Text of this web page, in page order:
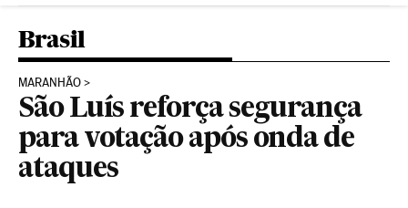
Brasil
MARANHÃO
São Luís reforça segurança
para votação após onda de
ataques